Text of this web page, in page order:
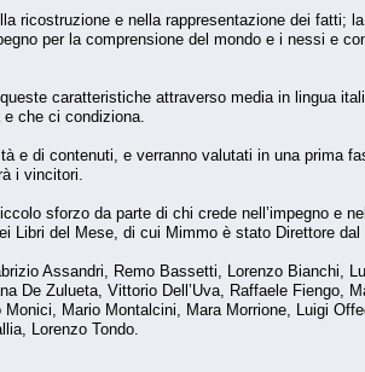
ricostruzione e nella rappresentazione dei fatti;
per la comprensione del mondo e i nessi e
caratteristiche attraverso media in lingua
che ci condiziona.
e di contenuti, e verranno valutati in una prima
i vincitori.
sforzo da parte di chi crede nell’impegno e
Libri del Mese, di cui Mimmo è stato Direttore dal
Assandri, Remo Bassetti, Lorenzo Bianchi,
De Zulueta, Vittorio Dell’Uva, Raffaele Fiengo,
Mario Montalcini, Mara Morrione, Luigi
Lorenzo Tondo.